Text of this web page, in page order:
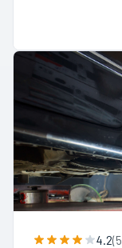
4.2(5